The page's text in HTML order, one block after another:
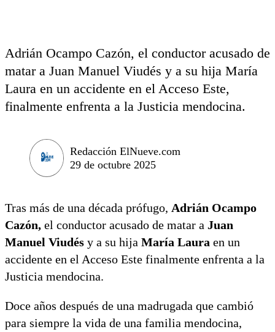
Adrián Ocampo Cazón, el conductor acusado de
matar a Juan Manuel Viudés y a su hija María
Laura en un accidente en el Acceso Este,
finalmente enfrenta a la Justicia mendocina.
Redacción ElNueve.com
29 de octubre 2025
Tras más de una década prófugo, Adrián Ocampo
Cazón, el conductor acusado de matar a Juan
Manuel Viudés y a su hija María Laura en un
accidente en el Acceso Este finalmente enfrenta a la
Justicia mendocina.
Doce años después de una madrugada que cambió
para siempre la vida de una familia mendocina,